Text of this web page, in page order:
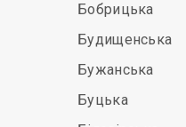
Бобрицька
Будищенська
Бужанська
Буцька